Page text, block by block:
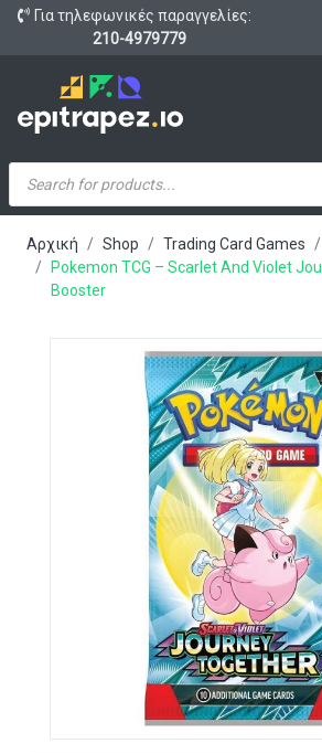
Για τηλεφωνικές παραγγελίες:
210-4979779
Products
search
Αρχική Shop Trading Card Games
Pokemon TCG – Scarlet And Violet
Booster